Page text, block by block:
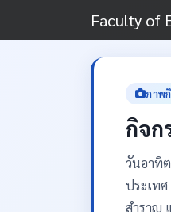
Faculty of
ภาพ
กิจก
วันอาทิ
ประเท
สำราญ